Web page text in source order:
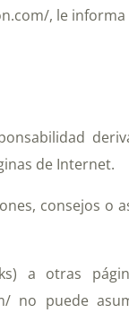
, le
de Internet.
consejos o
a otras
no puede